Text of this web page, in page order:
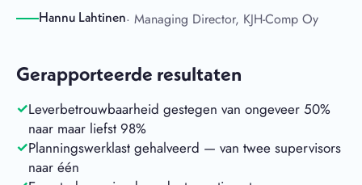
Hannu Lahtinen· Managing Director, KJH-Comp Oy
Gerapporteerde resultaten
Leverbetrouwbaarheid gestegen van ongeveer 50%
naar maar liefst 98%
Planningswerklast gehalveerd — van twee supervisors
naar één